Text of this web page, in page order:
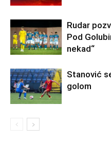
Rudar
Pod
nekad“
Stanović
golom